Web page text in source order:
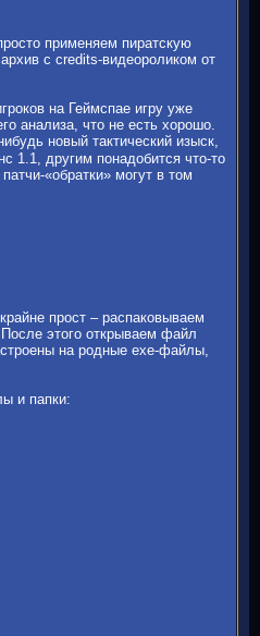
применяем пиратскую
с credits-видеороликом от
на Геймспае игру уже
анализа, что не есть хорошо.
новый тактический изыск,
1.1, другим понадобится что-то
«обратки» могут в том
прост – распаковываем
этого открываем файл
на родные exe-файлы,
и папки: